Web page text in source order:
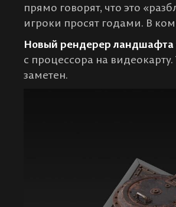
прямо говорят, что это
игроки просят годами. В
Новый рендерер
с процессора на
заметен.